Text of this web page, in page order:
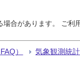
合があります。 ご利
） 気象観測統